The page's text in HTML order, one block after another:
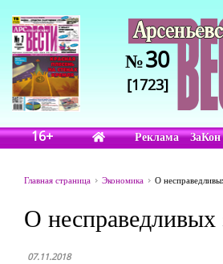
№30
[1723]
16+ Реклама ЗаКон
Главная страница Экономика О
О несправедливых
07.11.2018